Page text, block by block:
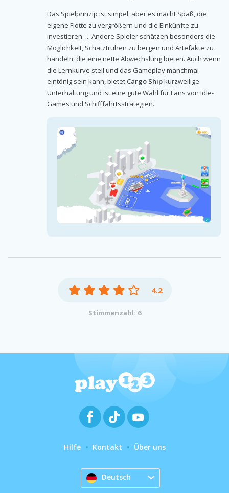
Das Spielprinzip ist simpel, aber es macht Spaß, die
eigene Flotte zu vergrößern und die Einkünfte zu
investieren. ... Andere Spieler schätzen besonders die
Möglichkeit, Schatztruhen zu bergen und Artefakte zu
handeln, die eine nette Abwechslung bieten. Auch wenn
die Lernkurve steil und das Gameplay manchmal
eintönig sein kann, bietet Cargo Shipkurzweilige
Unterhaltung und ist eine gute Wahl für Fans von Idle-
Games und Schifffahrtsstrategien.
4.2
Stimmenzahl: 6
Hilfe Kontakt Über uns
Deutsch